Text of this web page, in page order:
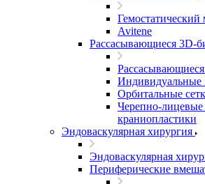
Гемостатический
Avitene
Рассасывающиеся 3D-
Орбитальные
Черепно-
краниопластики
Эндоваскулярная хирургия
Эндоваскулярная
Периферические